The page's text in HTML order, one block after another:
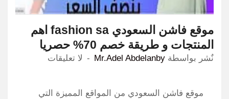
موقع فاشن السعودي fashion sa اهم
المنتجات و طريقة خصم 70% حصريا
نٌشر بواسطة Mr.Adel Abdelanby لا تعليقات
موقع فاشن السعودي من المواقع المميزة التي